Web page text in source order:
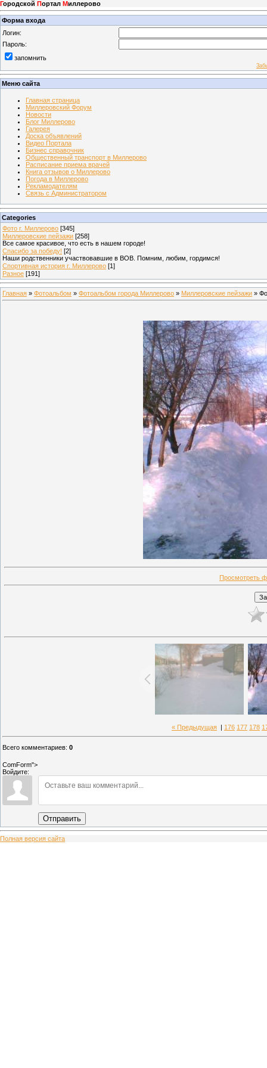
Городской Портал Миллерово
Форма входа
Логин:
Пароль:
запомнить
Меню сайта
Главная страница
Миллеровский Форум
Новости
Блог Миллерово
Галерея
Доска объявлений
Видео Портала
Бизнес справочник
Общественный транспорт в Миллерово
Расписание приема врачей
Книга отзывов о Миллерово
Погода в Миллерово
Рекламодателям
Связь с Администратором
Categories
Фото г. Миллерово [345]
Миллеровские пейзажи [258]
Все самое красивое, что есть в нашем городе!
Спасибо за победу! [2]
Наши родственники участвовавшие в ВОВ. Помним, любим, гордимся!
Спортивная история г. Миллерово [1]
Разное [191]
Главная » Фотоальбом » Фотоальбом города Миллерово » Миллеровские пейзажи »
Просмотреть
« Предыдущая 176 177 178
Всего комментариев: 0
ComForm">
Войдите:
Отправить
Полная версия сайта